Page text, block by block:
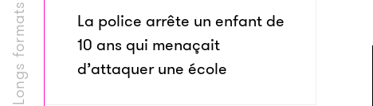
Longs formats
La police arrête un enfant de
10 ans qui menaçait
d’attaquer une école